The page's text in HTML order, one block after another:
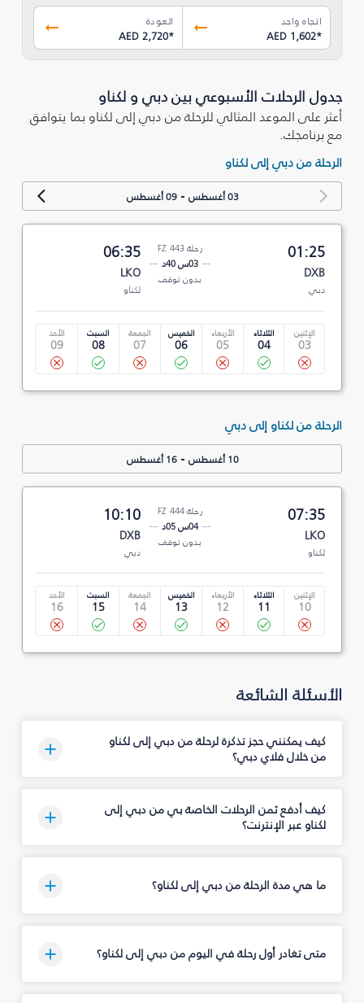
اتجاه واحد
AED 1,602*
العودة
AED 2,720*
جدول الرحلات الأسبوعي بين دبي و لكناو
أعثر على الموعد المثالي للرحلة من دبي إلى لكناو بما يتوافق
مع برنامجك.
الرحلة من دبي إلى لكناو
03 أغسطس -09 أغسطس
01:25
DXB
دبي
رحلة FZ 443
03س 40د
بدون توقف
06:35
LKO
لكناو
الإثنين
03
الثلاثاء
04
الأربعاء
05
الخميس
06
الجمعة
07
السبت
08
الأحد
09
الرحلة من لكناو إلى دبي
10 أغسطس -16 أغسطس
07:35
LKO
لكناو
رحلة FZ 444
04س 05د
بدون توقف
10:10
DXB
دبي
الإثنين
10
الثلاثاء
11
الأربعاء
12
الخميس
13
الجمعة
14
السبت
15
الأحد
16
الأسئلة الشائعة
كيف يمكنني حجز تذكرة لرحلة من دبي إلى لكناو
من خلال فلاي دبي؟
كيف أدفع ثمن الرحلات الخاصة بي من دبي إلى
لكناو عبر الإنترنت؟
ما هي مدة الرحلة من دبي إلى لكناو؟
متى تغادر أول رحلة في اليوم من دبي إلى لكناو؟